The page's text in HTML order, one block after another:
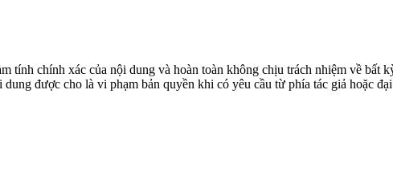
tính chính xác của nội dung và hoàn toàn không chịu trách nhiệm về bất
được cho là vi phạm bản quyền khi có yêu cầu từ phía tác giả hoặc